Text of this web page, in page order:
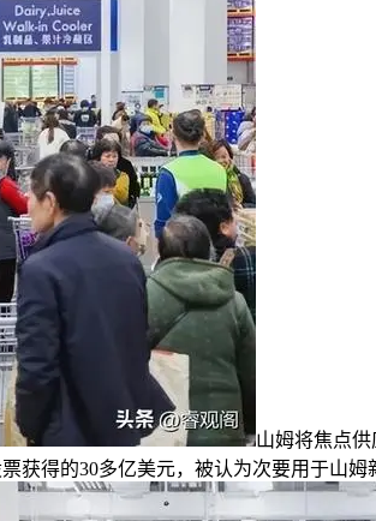
山姆将焦点
获得的30多亿美元，被认为次要用于山